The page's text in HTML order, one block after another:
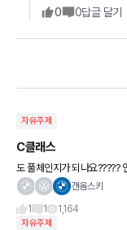
0 0답글 달기
자유주제
C클래스
도 풀체인지가 되나요?????
갠옴스키
1
1 1,164
자유주제